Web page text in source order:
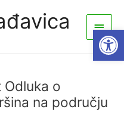
Main
Menu
o
na području